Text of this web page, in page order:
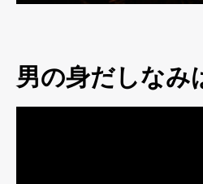
男の身だしなみ